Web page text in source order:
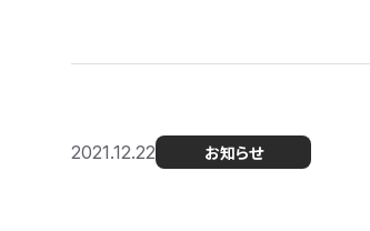
2021.12.22 お知らせ